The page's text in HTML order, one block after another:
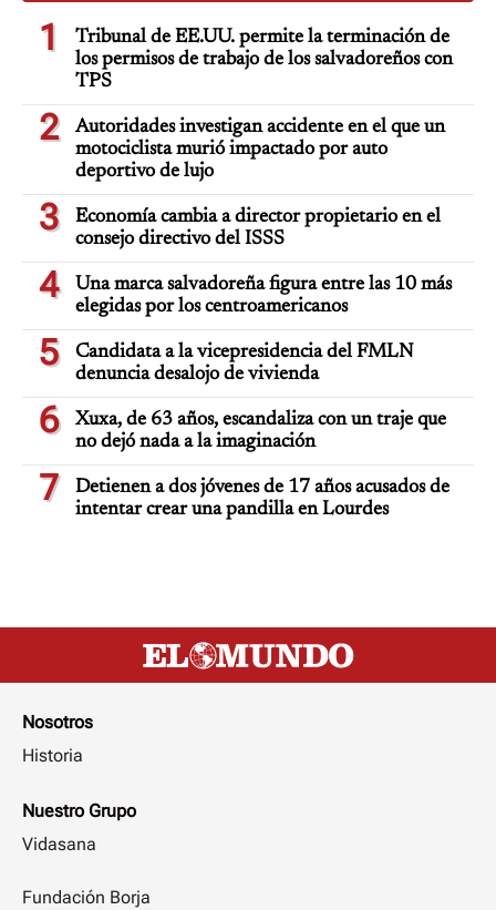
1
Tribunal de EE.UU. permite la terminación de
los permisos de trabajo de los salvadoreños con
TPS
2
Autoridades investigan accidente en el que un
motociclista murió impactado por auto
deportivo de lujo
3
Economía cambia a director propietario en el
consejo directivo del ISSS
4
Una marca salvadoreña figura entre las 10 más
elegidas por los centroamericanos
5
Candidata a la vicepresidencia del FMLN
denuncia desalojo de vivienda
6
Xuxa, de 63 años, escandaliza con un traje que
no dejó nada a la imaginación
7
Detienen a dos jóvenes de 17 años acusados de
intentar crear una pandilla en Lourdes
Nosotros
Historia
Nuestro Grupo
Vidasana
Fundación Borja